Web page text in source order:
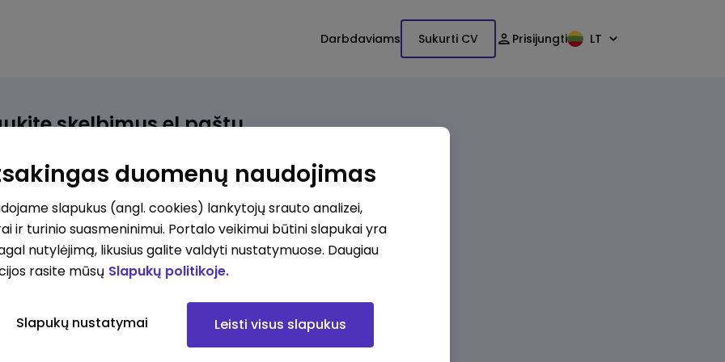
Darbdaviams Sukurti CV Prisijungti LT
skelbimus el.paštu
atsiras, iš karto gausite jį el. paštu.
ieškote darbo?*
Pridėti naują
Kokios srities darbo pasiūlymai jus domina?
Pridėti naują
duomenų naudojimas
slapukus (angl. cookies) lankytojų srauto analizei,
ir turinio suasmeninimui. Portalo veikimui būtini slapukai yra
nutylėjimą, likusius galite valdyti nustatymuose. Daugiau
rasite mūsų Slapukų politikoje.
Slapukų nustatymai Leisti visus slapukus